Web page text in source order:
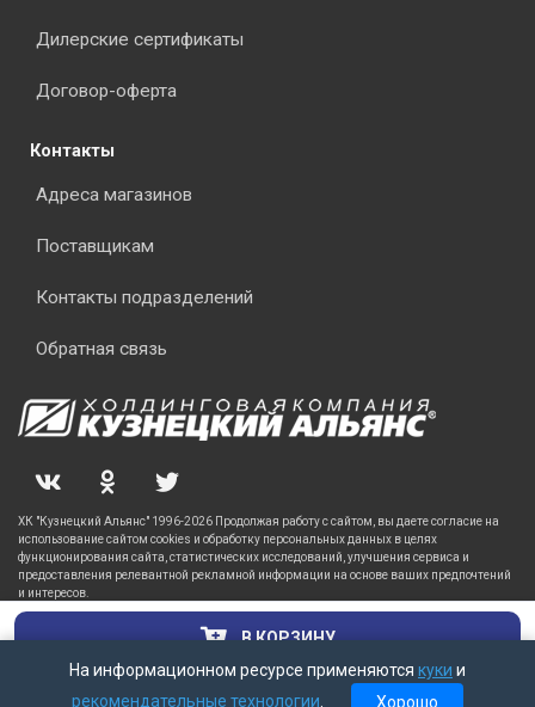
В КОРЗИНУ
На информационном ресурсе применяются куки и
рекомендательные технологии. Хорошо
Дилерские сертификаты
Договор-оферта
Контакты
Адреса магазинов
Поставщикам
Контакты подразделений
Обратная связь
ХК "Кузнецкий Альянс" 1996-2026 Продолжая работу с сайтом, вы даете согласие на
использование сайтом cookies и обработку персональных данных в целях
функционирования сайта, статистических исследований, улучшения сервиса и
предоставления релевантной рекламной информации на основе ваших предпочтений
и интересов.